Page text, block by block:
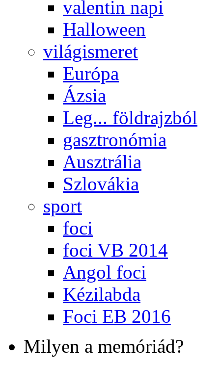
valentin napi
Halloween
világismeret
Európa
Ázsia
Leg... földrajzból
gasztronómia
Ausztrália
Szlovákia
sport
foci
foci VB 2014
Angol foci
Kézilabda
Foci EB 2016
Milyen a memóriád?